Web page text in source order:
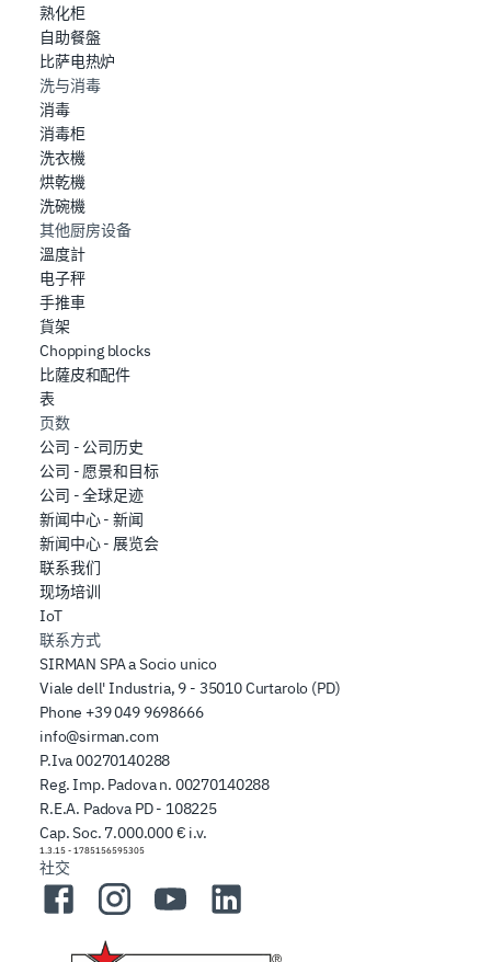
熟化柜
自助餐盤
比萨电热炉
洗与消毒
消毒
消毒柜
洗衣機
烘乾機
洗碗機
其他厨房设备
溫度計
电子秤
手推車
貨架
Chopping blocks
比薩皮和配件
表
页数
公司 - 公司历史
公司 - 愿景和目标
公司 - 全球足迹
新闻中心 - 新闻
新闻中心 - 展览会
联系我们
现场培训
IoT
联系方式
SIRMAN SPA a Socio unico
Viale dell' Industria, 9 - 35010 Curtarolo (PD)
Phone +39 049 9698666
info@sirman.com
P.Iva 00270140288
Reg. Imp. Padova n. 00270140288
R.E.A. Padova PD - 108225
Cap. Soc. 7.000.000 € i.v.
1.3.15 - 1785156595305
社交
FacebookInstagramYouTubeLinkedIn